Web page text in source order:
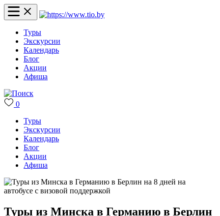
Туры
Экскурсии
Календарь
Блог
Акции
Афиша
0
Туры
Экскурсии
Календарь
Блог
Акции
Афиша
Туры из Минска в Германию в Берлин